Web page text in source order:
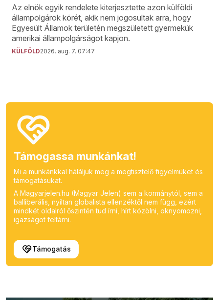
Az elnök egyik rendelete kiterjesztette azon külföldi
állampolgárok körét, akik nem jogosultak arra, hogy
Egyesült Államok területén megszületett gyermekük
amerikai állampolgárságot kapjon.
KÜLFÖLD2026. aug. 7. 07:47
Támogassa munkánkat!
Mi a munkánkkal háláljuk meg a megtisztelő figyelmüket és
támogatásukat.
A Magyarjelen.hu (Magyar Jelen) sem a kormánytól, sem a
balliberális, nyíltan globalista ellenzéktől nem függ, ezért
mindkét oldalról őszintén tud írni, hírt közölni, oknyomozni,
igazságot feltárni.
Támogatás